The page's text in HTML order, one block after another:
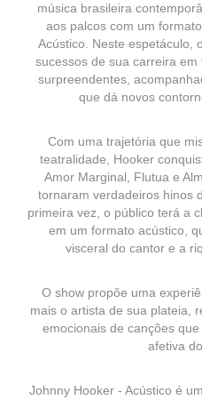
música brasileira
aos palcos com um
Acústico. Neste espetáculo,
sucessos de sua carreira
surpreendentes,
que dá novos
Com uma trajetória que
teatralidade, Hooker
Amor Marginal, Flutua e
tornaram verdadeiros hinos
primeira vez, o público terá a
em um formato acústico,
visceral do cantor e a
O show propõe uma
mais o artista de sua plateia,
emocionais de canções
afetiva
Johnny Hooker - Acústico é